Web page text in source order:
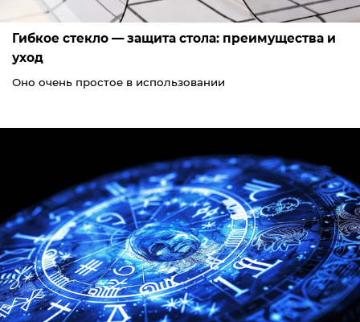
Гибкое стекло — защита стола: преимущества и
уход
Оно очень простое в использовании